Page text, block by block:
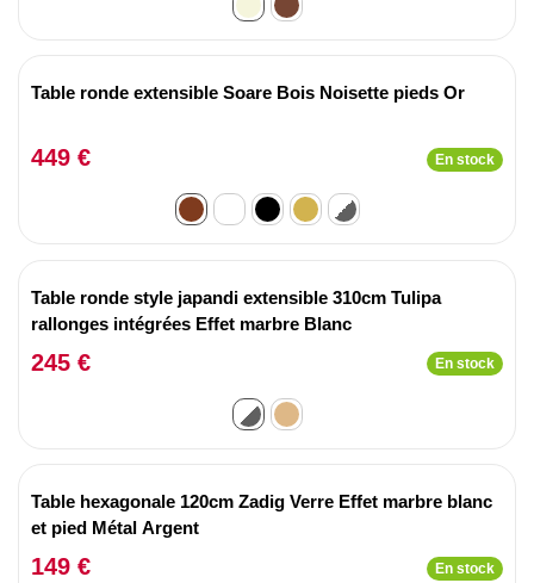
Table ronde extensible Soare Bois Noisette pieds Or
449 € En stock
Table ronde style japandi extensible 310cm Tulipa
rallonges intégrées Effet marbre Blanc
245 € En stock
Table hexagonale 120cm Zadig Verre Effet marbre blanc
et pied Métal Argent
149 € En stock